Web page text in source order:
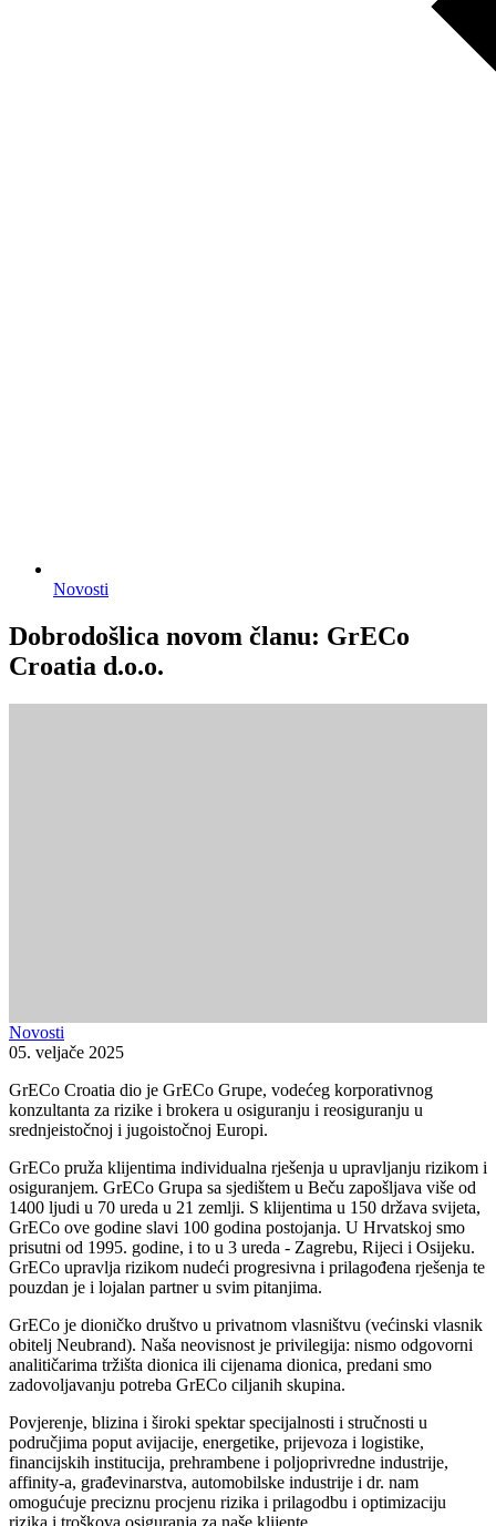
Novosti
Dobrodošlica novom članu: GrECo
Croatia d.o.o.
Novosti
05. veljače 2025
GrECo Croatia dio je GrECo Grupe, vodećeg korporativnog
konzultanta za rizike i brokera u osiguranju i reosiguranju u
srednjeistočnoj i jugoistočnoj Europi.
GrECo pruža klijentima individualna rješenja u upravljanju rizikom i
osiguranjem. GrECo Grupa sa sjedištem u Beču zapošljava više od
1400 ljudi u 70 ureda u 21 zemlji. S klijentima u 150 država svijeta,
GrECo ove godine slavi 100 godina postojanja. U Hrvatskoj smo
prisutni od 1995. godine, i to u 3 ureda - Zagrebu, Rijeci i Osijeku.
GrECo upravlja rizikom nudeći progresivna i prilagođena rješenja te
pouzdan je i lojalan partner u svim pitanjima.
GrECo je dioničko društvo u privatnom vlasništvu (većinski vlasnik
obitelj Neubrand). Naša neovisnost je privilegija: nismo odgovorni
analitičarima tržišta dionica ili cijenama dionica, predani smo
zadovoljavanju potreba GrECo ciljanih skupina.
Povjerenje, blizina i široki spektar specijalnosti i stručnosti u
područjima poput avijacije, energetike, prijevoza i logistike,
financijskih institucija, prehrambene i poljoprivredne industrije,
affinity-a, građevinarstva, automobilske industrije i dr. nam
omogućuje preciznu procjenu rizika i prilagodbu i optimizaciju
rizika i troškova osiguranja za naše klijente.